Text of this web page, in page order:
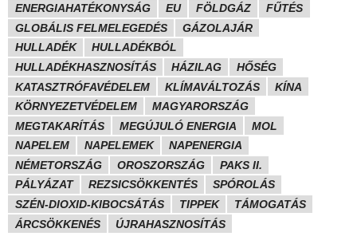
ENERGIAHATÉKONYSÁG
EU FÖLDGÁZ
FŰTÉS
GLOBÁLIS FELMELEGEDÉS
GÁZOLAJÁR
HULLADÉK
HULLADÉKBÓL
HULLADÉKHASZNOSÍTÁS
HÁZILAG
HŐSÉG
KATASZTRÓFAVÉDELEM
KLÍMAVÁLTOZÁS
KÍNA
KÖRNYEZETVÉDELEM
MAGYARORSZÁG
MEGTAKARÍTÁS
MEGÚJULÓ ENERGIA
MOL
NAPELEM
NAPELEMEK
NAPENERGIA
NÉMETORSZÁG
OROSZORSZÁG
PAKS II.
PÁLYÁZAT
REZSICSÖKKENTÉS
SPÓROLÁS
SZÉN-DIOXID-KIBOCSÁTÁS
TIPPEK
TÁMOGATÁS
ÁRCSÖKKENÉS
ÚJRAHASZNOSÍTÁS